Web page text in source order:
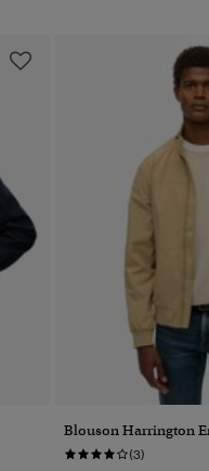
Blouson Harrington
(3)